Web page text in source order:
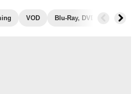
VOD Blu-Ray, DVD Photos